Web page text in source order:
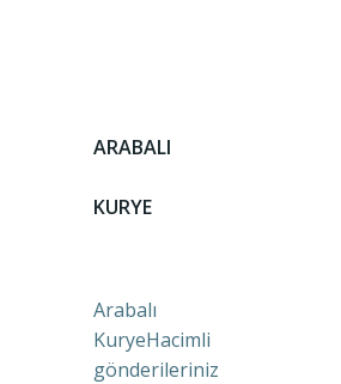
ARABALI
KURYE
Arabalı
KuryeHacimli
gönderileriniz